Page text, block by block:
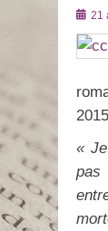
Posté
le
21
2015
«